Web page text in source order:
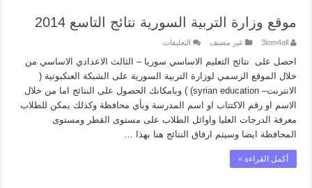
موقع وزارة التربية السورية نتائج التاسع 2014
3lom4all غير مصنف التعليقات
وزارة
التربية
السورية
نتائج
التاسع
2014
مغلقة
احصل على نتائج التعليم الاساسي سوريا – الثالث الاعدادي الاساسي من
خلال الموقع الرسمي لوزارة التربية السورية على الشبكة العنكبوتية (
الانترنت– syrian education) ) وبامكانك الحصول على النتائج اما من خلال
الاسم او رقم الاكتتاب او اسم المدرسة وبأي محافظة وكذلك يمكن للطلاب
معرفة الدرجات العليا واوائل الطلاب على مستوى القطر ومستوى
المحافظة ايضا وسيتم ارفاق النتائج هنا بهذا …
أكمل القراءة »